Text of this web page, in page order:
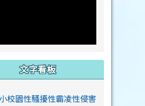
文字看板
校園性騷擾性霸凌性侵害